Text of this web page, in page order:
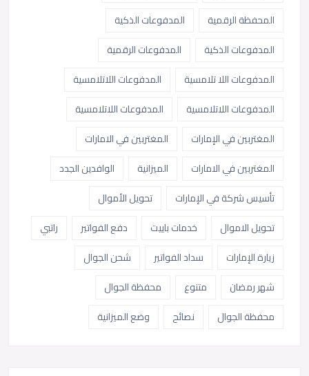
المحفظة الرقمية
المدفوعات الذكية
المدفوعات الذكية
المدفوعات الرقمية
المدفوعات اللا تلامسية
المدفوعات اللاتلامسية
المدفوعات اللاتلامسية
المدفوعات اللاتلامسية
المغتربين في الإمارات
المغتربين في الامارات
المغتربين في الامارات
الميزانية
الوافدين الجدد
تأسيس شركة في الإمارات
تحويل الأموال
تحويل الاموال
خدمات باييت دفع الفواتير
راتبي
زيارة الإمارات
سداد الفواتير
شحن الجوال
شهر رمضان
متنوع
محفظة الجوال
محفظة الجوال
نصائح وضع الميزانية